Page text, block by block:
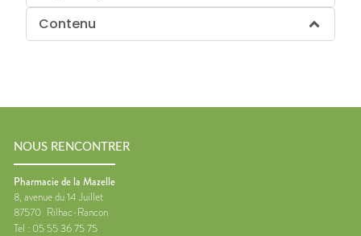
Contenu
NOUS RENCONTRER
Pharmacie de la Mazelle
8, avenue du 14 Juillet
87570 Rilhac-Rancon
Tel : 05 55 36 75 75